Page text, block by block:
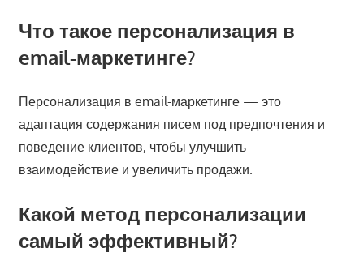
Что такое персонализация в
email-маркетинге?
Персонализация в email-маркетинге — это
адаптация содержания писем под предпочтения и
поведение клиентов, чтобы улучшить
взаимодействие и увеличить продажи.
Какой метод персонализации
самый эффективный?